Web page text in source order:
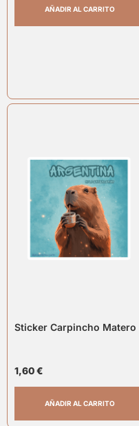
AÑADIR AL CARRITO
Sticker Carpincho Matero
1,60€
AÑADIR AL CARRITO